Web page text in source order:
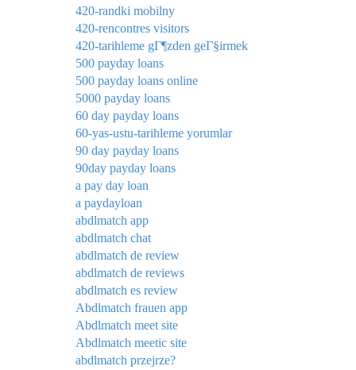
420-randki mobilny
420-rencontres visitors
420-tarihleme gГ¶zden geГ§irmek
500 payday loans
500 payday loans online
5000 payday loans
60 day payday loans
60-yas-ustu-tarihleme yorumlar
90 day payday loans
90day payday loans
a pay day loan
a paydayloan
abdlmatch app
abdlmatch chat
abdlmatch de review
abdlmatch de reviews
abdlmatch es review
Abdlmatch frauen app
Abdlmatch meet site
Abdlmatch meetic site
abdlmatch przejrze?